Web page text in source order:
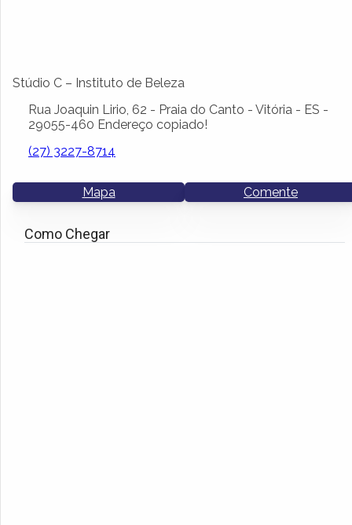
Stúdio C – Instituto de Beleza
Rua Joaquin Lirio, 62 - Praia do Canto - Vitória - ES -
29055-460 Endereço copiado!
(27) 3227-8714
Mapa Comente
Como Chegar